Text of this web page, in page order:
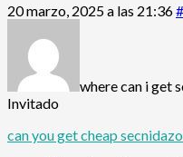
20 marzo, 2025 a las 21:36
where can i get
Invitado
can you get cheap